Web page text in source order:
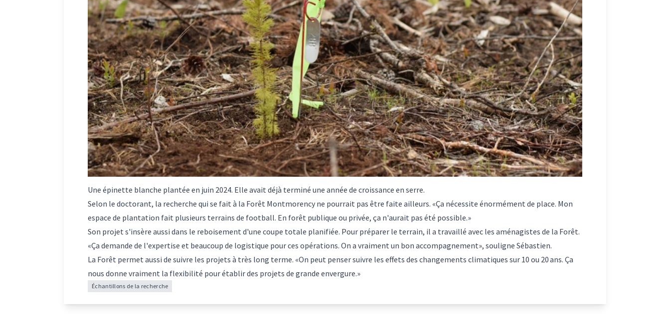
Une épinette blanche plantée en juin 2024. Elle avait déjà terminé une année de croissance en serre.
Selon le doctorant, la recherche qui se fait à la Forêt Montmorency ne pourrait pas être faite ailleurs. «Ça nécessite énormément de place. Mon
espace de plantation fait plusieurs terrains de football. En forêt publique ou privée, ça n'aurait pas été possible.»
Son projet s'insère aussi dans le reboisement d'une coupe totale planifiée. Pour préparer le terrain, il a travaillé avec les aménagistes de la Forêt.
«Ça demande de l'expertise et beaucoup de logistique pour ces opérations. On a vraiment un bon accompagnement», souligne Sébastien.
La Forêt permet aussi de suivre les projets à très long terme. «On peut penser suivre les effets des changements climatiques sur 10 ou 20 ans. Ça
nous donne vraiment la flexibilité pour établir des projets de grande envergure.»
Échantillons de la recherche